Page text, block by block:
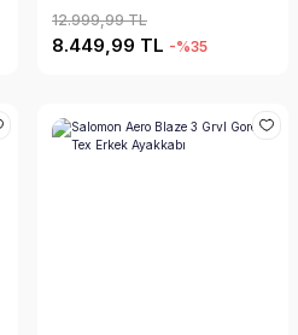
12.999,99 TL
8.449,99 TL -%35